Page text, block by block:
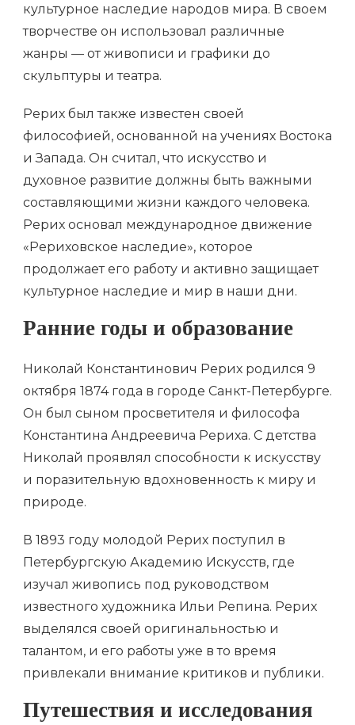
культурное наследие народов мира. В своем
творчестве он использовал различные
жанры — от живописи и графики до
скульптуры и театра.
Рерих был также известен своей
философией, основанной на учениях Востока
и Запада. Он считал, что искусство и
духовное развитие должны быть важными
составляющими жизни каждого человека.
Рерих основал международное движение
«Рериховское наследие», которое
продолжает его работу и активно защищает
культурное наследие и мир в наши дни.
Ранние годы и образование
Николай Константинович Рерих родился 9
октября 1874 года в городе Санкт-Петербурге.
Он был сыном просветителя и философа
Константина Андреевича Рериха. С детства
Николай проявлял способности к искусству
и поразительную вдохновенность к миру и
природе.
В 1893 году молодой Рерих поступил в
Петербургскую Академию Искусств, где
изучал живопись под руководством
известного художника Ильи Репина. Рерих
выделялся своей оригинальностью и
талантом, и его работы уже в то время
привлекали внимание критиков и публики.
Путешествия и исследования